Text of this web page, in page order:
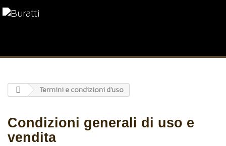
Termini e condizioni d'uso
Condizioni generali di uso e
vendita